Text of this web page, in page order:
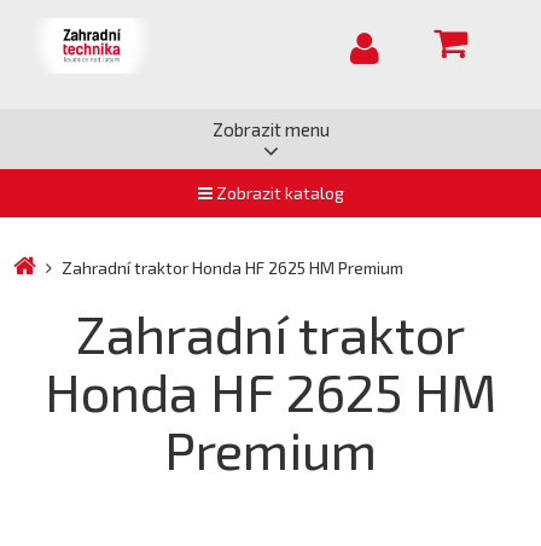
Zobrazit menu
Zobrazit katalog
Zahradní traktor Honda HF 2625 HM Premium
Zahradní traktor
Honda HF 2625 HM
Premium